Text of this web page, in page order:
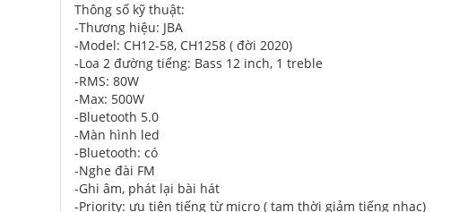
Thông số kỹ thuật:
-Thương hiệu: JBA
-Model: CH12-58, CH1258 ( đời 2020)
-Loa 2 đường tiếng: Bass 12 inch, 1 treble
-RMS: 80W
-Max: 500W
-Bluetooth 5.0
-Màn hình led
-Bluetooth: có
-Nghe đài FM
-Ghi âm, phát lại bài hát
-Priority: ưu tiên tiếng từ micro ( tạm thời giảm tiếng nhạc)